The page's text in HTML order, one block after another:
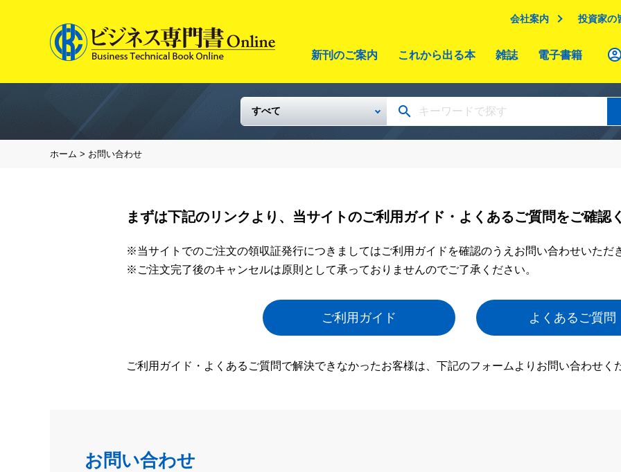
会社案内 投資家の
新刊のご案内 これから出る本 雑誌 電子書籍
ホーム > お問い合わせ
まずは下記のリンクより、当サイトのご利用ガイド・よくあるご質問をご確認
※当サイトでのご注文の領収証発行につきましてはご利用ガイドを確認のうえお問い合わせいただ
※ご注文完了後のキャンセルは原則として承っておりませんのでご了承ください。
ご利用ガイド よくあるご質問
ご利用ガイド・よくあるご質問で解決できなかったお客様は、下記のフォームよりお問い合わせく
お問い合わせ